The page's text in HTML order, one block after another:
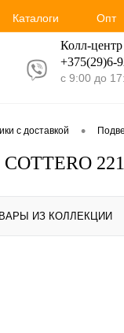
Каталоги Опт
Колл-центр
+375(29)6-
с 9:00 до
с доставкой •
ИЗ КОЛЛЕКЦИИ